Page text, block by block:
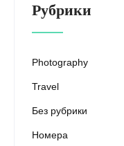
Рубрики
Photography
Travel
Без рубрики
Номера